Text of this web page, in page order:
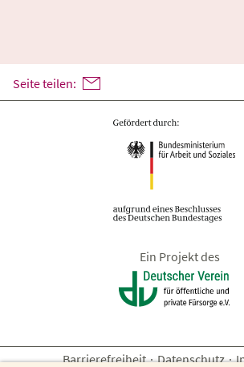
Seite teilen:
Ein Projekt des
Barrierefreiheit · Datenschutz ·